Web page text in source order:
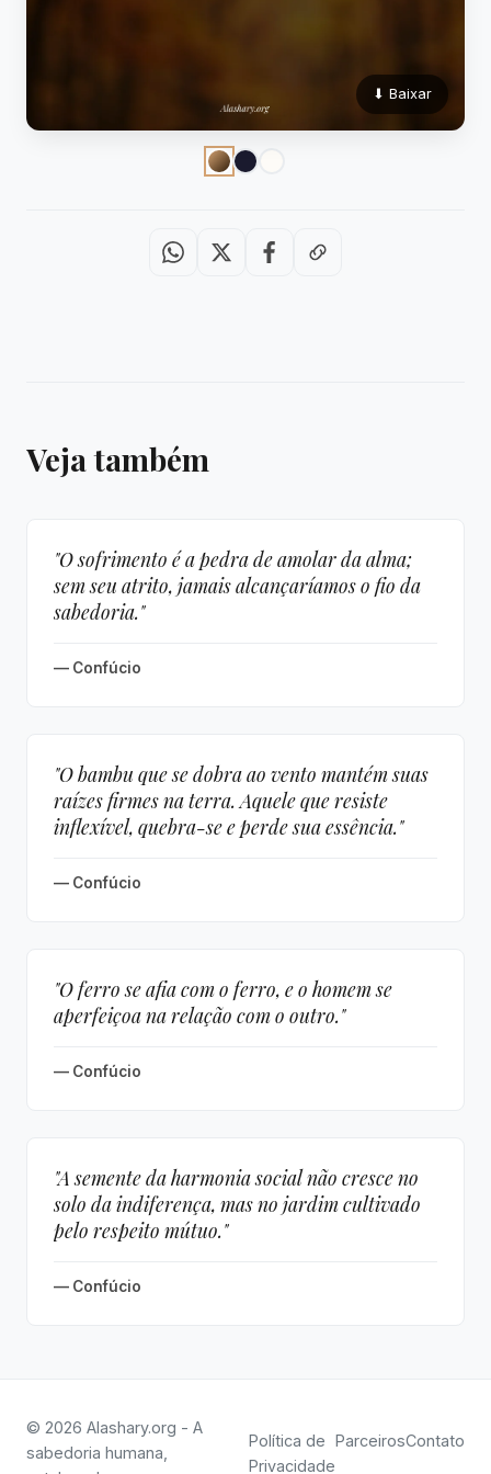
⬇ Baixar
Veja também
"O sofrimento é a pedra de amolar da alma;
sem seu atrito, jamais alcançaríamos o fio da
sabedoria."
— Confúcio
"O bambu que se dobra ao vento mantém suas
raízes firmes na terra. Aquele que resiste
inflexível, quebra-se e perde sua essência."
— Confúcio
"O ferro se afia com o ferro, e o homem se
aperfeiçoa na relação com o outro."
— Confúcio
"A semente da harmonia social não cresce no
solo da indiferença, mas no jardim cultivado
pelo respeito mútuo."
— Confúcio
© 2026 Alashary.org - A
sabedoria humana,
Política de
Privacidade
ParceirosContato